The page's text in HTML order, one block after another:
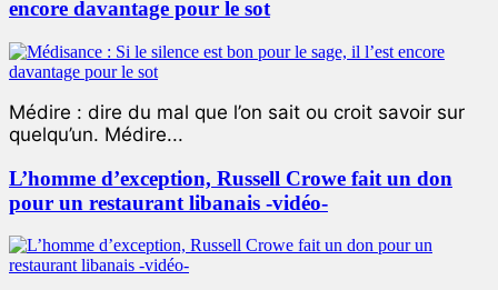
encore davantage pour le sot
Médire : dire du mal que l’on sait ou croit savoir sur
quelqu’un. Médire...
L’homme d’exception, Russell Crowe fait un don
pour un restaurant libanais -vidéo-